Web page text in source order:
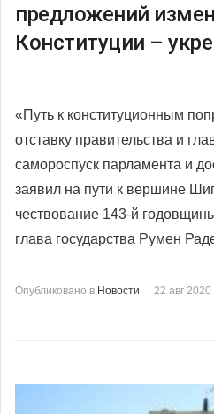
предложений
Конституции –
«Путь к конституционным
отставку правительства и
самороспуск парламента и
заявил на пути к вершине
чествование 143-й
глава государства Румен
Опубликовано в Новости 22 авг 2020